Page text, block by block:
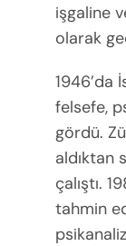
işgaline
olarak
1946’da
felsefe,
gördü.
aldıktan
çalıştı.
tahmin